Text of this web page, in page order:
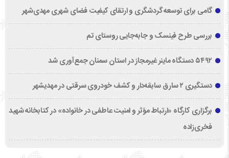
گامی برای توسعه گردشگری و ارتقای کیفیت فضای شهری مهدی‌شهر
بررسی طرح فینسک و جابه‌جایی روستای تم
۵۴۹۲ دستگاه ماینر غیرمجاز در استان سمنان جمع‌آوری شد
دستگیری ۲ سارق سابقه‌دار و کشف خودروی سرقتی در مهدیشهر
برگزاری کارگاه «ارتباط مؤثر و امنیت عاطفی در خانواده» در کتابخانه شهید
فخری‌زاده